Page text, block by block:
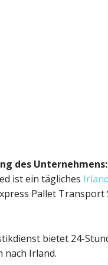
des Unternehmens:
ist ein tägliches Irland
Pallet Transport
bietet 24-
nach Irland.